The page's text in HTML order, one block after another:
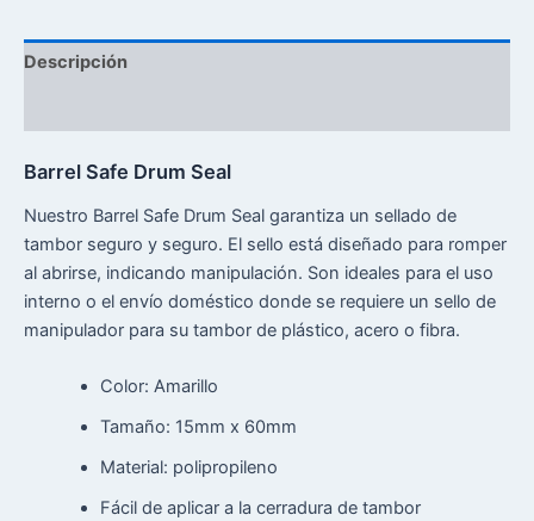
Descripción
Barrel Safe Drum Seal
Nuestro Barrel Safe Drum Seal garantiza un sellado de
tambor seguro y seguro. El sello está diseñado para romper
al abrirse, indicando manipulación. Son ideales para el uso
interno o el envío doméstico donde se requiere un sello de
manipulador para su tambor de plástico, acero o fibra.
Color: Amarillo
Tamaño: 15mm x 60mm
Material: polipropileno
Fácil de aplicar a la cerradura de tambor